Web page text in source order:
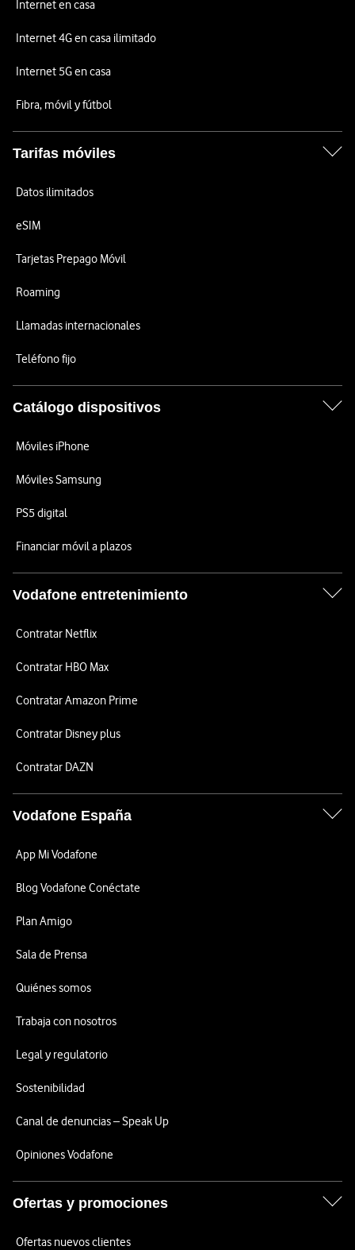
Internet en casa
Internet 4G en casa ilimitado
Internet 5G en casa
Fibra, móvil y fútbol
Tarifas móviles
Datos ilimitados
eSIM
Tarjetas Prepago Móvil
Roaming
Llamadas internacionales
Teléfono fijo
Catálogo dispositivos
Móviles iPhone
Móviles Samsung
PS5 digital
Financiar móvil a plazos
Vodafone entretenimiento
Contratar Netflix
Contratar HBO Max
Contratar Amazon Prime
Contratar Disney plus
Contratar DAZN
Vodafone España
App Mi Vodafone
Blog Vodafone Conéctate
Plan Amigo
Sala de Prensa
Quiénes somos
Trabaja con nosotros
Legal y regulatorio
Sostenibilidad
Canal de denuncias – Speak Up
Opiniones Vodafone
Ofertas y promociones
Ofertas nuevos clientes